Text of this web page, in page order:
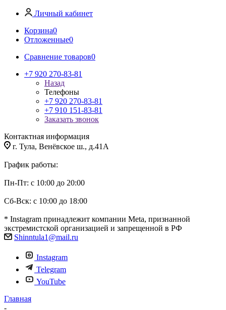
Личный кабинет
Корзина0
Отложенные0
Сравнение товаров0
+7 920 270-83-81
Назад
Телефоны
+7 920 270-83-81
+7 910 151-83-81
Заказать звонок
Контактная информация
г. Тула, Венёвское ш., д.41А
График работы:
Пн-Пт: с 10:00 до 20:00
Сб-Вск: с 10:00 до 18:00
* Instagram принадлежит компании Meta, признанной
экстремистской организацией и запрещенной в РФ
Shinntula1@mail.ru
Instagram
Telegram
YouTube
Главная
-